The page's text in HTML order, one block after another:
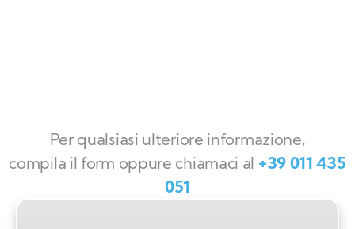
Per qualsiasi ulteriore informazione,
compila il form oppure chiamaci al +39 011 435
051